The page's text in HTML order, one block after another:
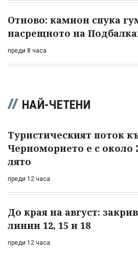
Отново: камион спука
насрещното на
преди 8 часа
НАЙ-ЧЕТЕНИ
Туристическият поток
Черноморието е с около
лято
преди 12 часа
До края на август:
линии 12, 15 и 18
преди 12 часа